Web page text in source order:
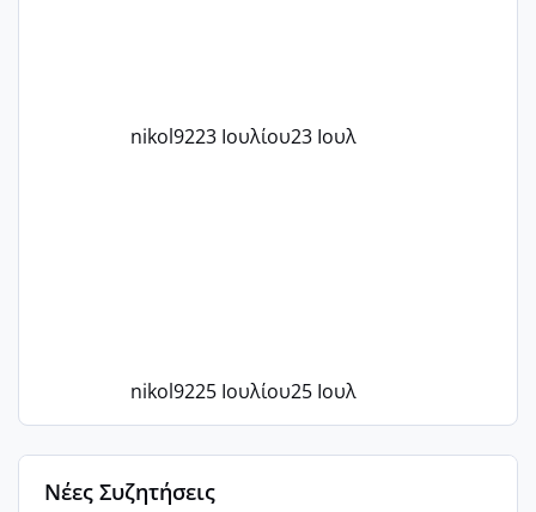
nikol9223 Ιουλίου23 Ιουλ
nikol9225 Ιουλίου25 Ιουλ
Νέες Συζητήσεις